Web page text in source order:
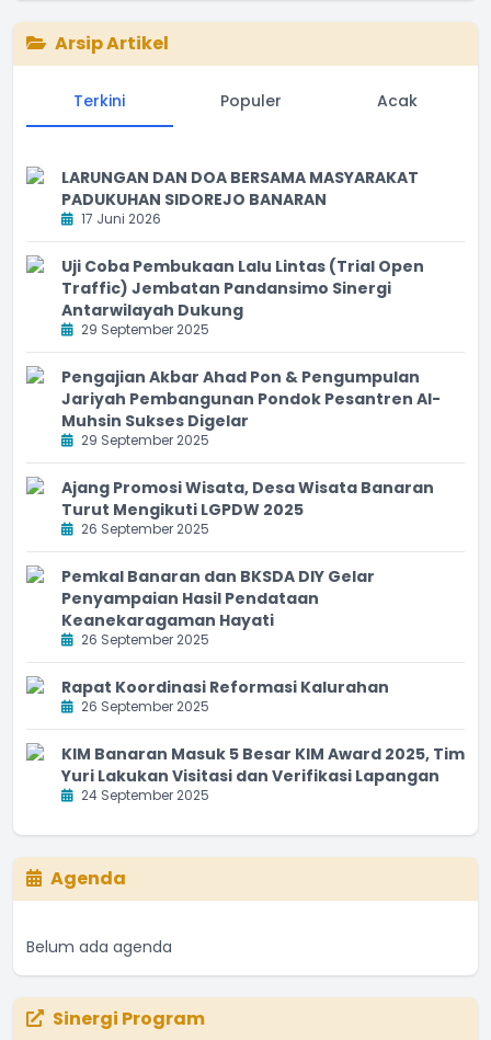
Arsip Artikel
Terkini Populer Acak
LARUNGAN DAN DOA BERSAMA MASYARAKAT
PADUKUHAN SIDOREJO BANARAN
17 Juni 2026
Uji Coba Pembukaan Lalu Lintas (Trial Open
Traffic) Jembatan Pandansimo Sinergi
Antarwilayah Dukung
29 September 2025
Pengajian Akbar Ahad Pon & Pengumpulan
Jariyah Pembangunan Pondok Pesantren Al-
Muhsin Sukses Digelar
29 September 2025
Ajang Promosi Wisata, Desa Wisata Banaran
Turut Mengikuti LGPDW 2025
26 September 2025
Pemkal Banaran dan BKSDA DIY Gelar
Penyampaian Hasil Pendataan
Keanekaragaman Hayati
26 September 2025
Rapat Koordinasi Reformasi Kalurahan
26 September 2025
KIM Banaran Masuk 5 Besar KIM Award 2025, Tim
Yuri Lakukan Visitasi dan Verifikasi Lapangan
24 September 2025
Agenda
Belum ada agenda
Sinergi Program